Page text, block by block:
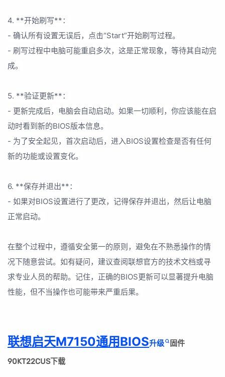
4. **开始刷写**：
- 确认所有设置无误后，点击“Start”开始刷写过程。
- 刷写过程中电脑可能重启多次，这是正常现象，等待其自动完
成。
5. **验证更新**：
- 更新完成后，电脑会自动启动。如果一切顺利，你应该能在启
动时看到新的BIOS版本信息。
- 为了安全起见，首次启动后，进入BIOS设置检查是否有任何
新的功能或设置变化。
6. **保存并退出**：
- 如果对BIOS设置进行了更改，记得保存并退出，然后让电脑
正常启动。
在整个过程中，遵循安全第一的原则，避免在不熟悉操作的情
况下随意尝试。如有疑问，建议查阅联想官方的技术文档或寻
求专业人员的帮助。记住，正确的BIOS更新可以显著提升电脑
性能，但不当操作也可能带来严重后果。
联想启天M7150通用BIOS升级
固件
90KT22CUS下载